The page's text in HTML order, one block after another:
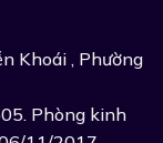
Khoái , Phường
Phòng kinh